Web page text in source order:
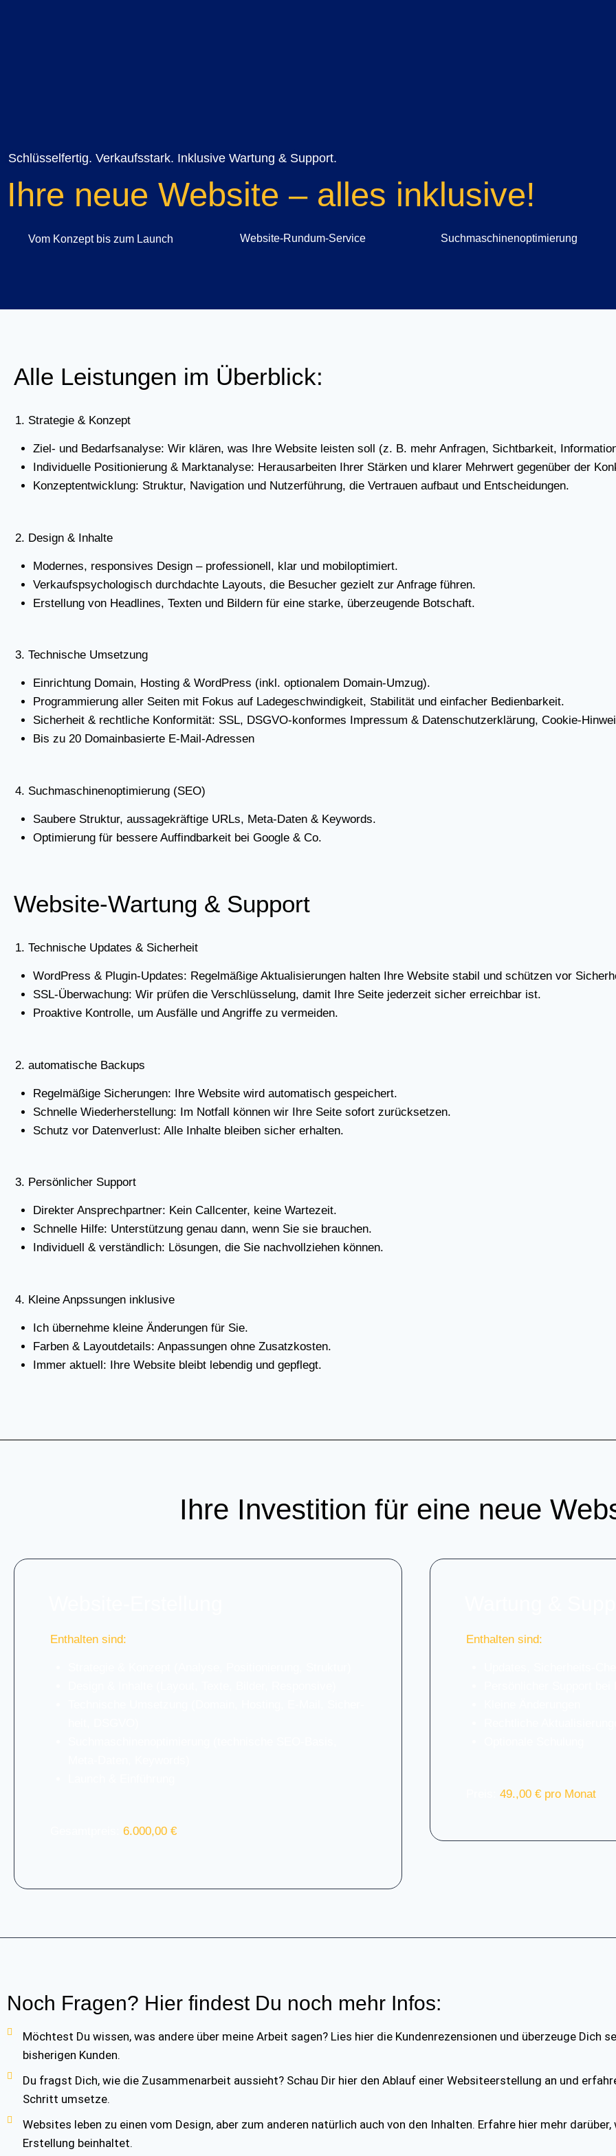
Schlüsselfertig. Verkaufsstark. Inklusive Wartung & Support.
Ihre neue Web­site – alles inklu­si­ve!
Vom Kon­zept bis zum Launch Website-Rundum-Service Suchmaschinenoptimierung
Alle Leis­tun­gen im Über­blick:
1. Stra­te­gie & Kon­zept
Ziel- und Bedarfs­ana­ly­se: Wir klä­ren, was Ihre Web­site leis­ten soll (z. B. mehr Anfra­gen, Sicht­bar­keit,
Indi­vi­du­el­le Posi­tio­nie­rung & Markt­ana­ly­se: Her­aus­ar­bei­ten Ihrer Stär­ken und kla­rer Mehr­wert gegen­über der
Kon­zept­ent­wick­lung: Struk­tur, Navi­ga­ti­on und Nut­zer­füh­rung, die Ver­trau­en auf­baut und Ent­schei­dun­gen.
2. Design & Inhal­te
Moder­nes, respon­si­ves Design – pro­fes­sio­nell, klar und mobil­op­ti­miert.
Ver­kaufs­psy­cho­lo­gisch durch­dach­te Lay­outs, die Besu­cher gezielt zur Anfra­ge füh­ren.
Erstel­lung von Head­lines, Tex­ten und Bil­dern für eine star­ke, über­zeu­gen­de Bot­schaft.
3. Tech­ni­sche Umset­zung
Ein­rich­tung Domain, Hos­ting & Word­Press (inkl. optio­na­lem Domain-Umzug).
Pro­gram­mie­rung aller Sei­ten mit Fokus auf Lade­ge­schwin­dig­keit, Sta­bi­li­tät und ein­fa­cher Bedien­bar­keit.
Sicher­heit & recht­li­che Kon­for­mi­tät: SSL, DSGVO-kon­for­mes Impres­sum & Daten­schutz­er­klä­rung, Coo­kie-
Bis zu 20 Domain­ba­sier­te E‑Mail-Adres­sen
4. Such­ma­schi­nen­op­ti­mie­rung (SEO)
Sau­be­re Struk­tur, aus­sa­ge­kräf­ti­ge URLs, Meta-Daten & Key­words.
Opti­mie­rung für bes­se­re Auf­find­bar­keit bei Goog­le & Co.
Web­site-War­tung & Sup­port
1. Tech­ni­sche Updates & Sicher­heit
Word­Press & Plug­in-Updates: Regel­mä­ßi­ge Aktua­li­sie­run­gen hal­ten Ihre Web­site sta­bil und schüt­zen vor
SSL-Über­wa­chung: Wir prü­fen die Ver­schlüs­se­lung, damit Ihre Sei­te jeder­zeit sicher erreich­bar ist.
Pro­ak­ti­ve Kon­trol­le, um Aus­fäl­le und Angrif­fe zu ver­mei­den.
2. auto­ma­ti­sche Back­ups
Regel­mä­ßi­ge Siche­run­gen: Ihre Web­site wird auto­ma­tisch gespei­chert.
Schnel­le Wie­der­her­stel­lung: Im Not­fall kön­nen wir Ihre Sei­te sofort zurück­set­zen.
Schutz vor Daten­ver­lust: Alle Inhal­te blei­ben sicher erhal­ten.
3. Per­sön­li­cher Sup­port
Direk­ter Ansprech­part­ner: Kein Call­cen­ter, kei­ne War­te­zeit.
Schnel­le Hil­fe: Unter­stüt­zung genau dann, wenn Sie sie brau­chen.
Indi­vi­du­ell & ver­ständ­lich: Lösun­gen, die Sie nach­voll­zie­hen kön­nen.
4. Klei­ne Anps­sun­gen inklu­si­ve
Ich über­neh­me klei­ne Ände­run­gen für Sie.
Far­ben & Lay­out­de­tails: Anpas­sun­gen ohne Zusatz­kos­ten.
Immer aktu­ell: Ihre Web­site bleibt leben­dig und gepflegt.
Ihre Inves­ti­ti­on für eine neue
Ent­hal­ten sind:
6.000,00 €
Ent­hal­ten sind:
49.,00 € pro Monat
Noch Fragen? Hier findest Du noch mehr Infos:
Möch­test Du wis­sen, was ande­re über mei­ne Arbeit sagen? Lies hier die Kun­den­re­zen­sio­nen und über­zeu­ge Dich
bis­he­ri­gen Kun­den.
Du fragst Dich, wie die Zusam­men­ar­beit aus­sieht? Schau Dir hier den Ablauf einer Web­site­er­stel­lung an und
Schritt umset­ze.
Web­sites leben zu einen vom Design, aber zum ande­ren natür­lich auch von den Inhal­ten. Erfah­re hier mehr
Erstel­lung beinhal­tet.